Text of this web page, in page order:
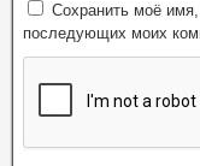
Сохранить моё
последующих моих